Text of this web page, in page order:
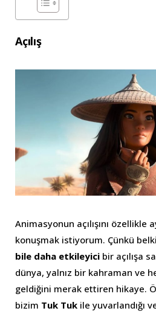
Açılış
Animasyonun açılışını özellikle
konuşmak istiyorum. Çünkü
bile daha etkileyici bir açılışa
dünya, yalnız bir kahraman ve
geldiğini merak ettiren hikaye.
bizim Tuk Tuk ile yuvarlandığı